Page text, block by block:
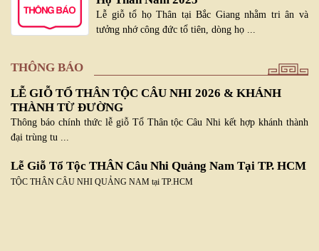
Lễ giỗ tổ họ Thân tại Bắc Giang nhằm tri ân và
tưởng nhớ công đức tổ tiên, dòng họ ...
THÔNG BÁO
LỄ GIỖ TỔ THÂN TỘC CÂU NHI 2026 & KHÁNH
THÀNH TỪ ĐƯỜNG
Thông báo chính thức lễ giỗ Tổ Thân tộc Câu Nhi kết hợp khánh thành
đại trùng tu ...
Lễ Giỗ Tổ Tộc THÂN Câu Nhi Quảng Nam Tại TP. HCM
TỘC THÂN CÂU NHI QUẢNG NAM tại TP.HCM